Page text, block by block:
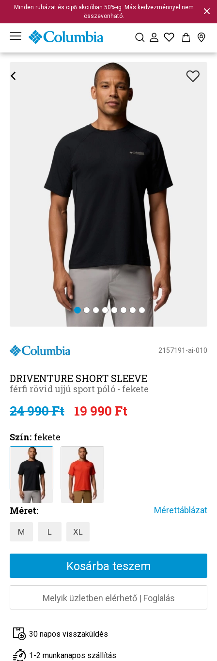
Minden ruházat és cipő akcióban 50%-ig. Más kedvezménnyel nem
összevonható.
2157191-ai-010
DRIVENTURE SHORT SLEEVE
férfi rövid ujjú sport póló - fekete
24 990 Ft 19 990 Ft
Szín: fekete
Méret: Mérettáblázat
M L XL
Kosárba teszem
Melyik üzletben elérhető| Foglalás
30 napos visszaküldés
1-2 munkanapos szállítás